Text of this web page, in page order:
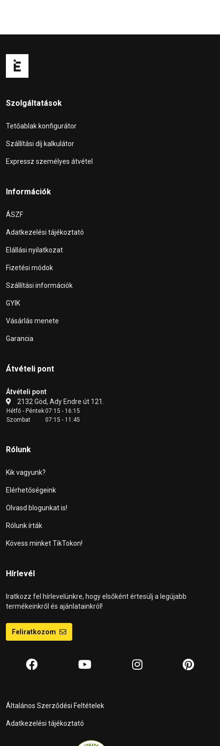
Szolgáltatások
Tetőablak konfigurátor
Szállítási díj kalkulátor
Expressz személyes átvétel
Információk
ÁSZF
Adatkezelési tájékoztató
Elállási nyilatkozat
Fizetési módok
Szállítási információk
GYIK
Vásárlás menete
Garancia
Átvételi pont
Átvételi pont
2132 Göd, Ady Endre út 121.
Hétfő - Péntek07:15 - 16:15
Szombat
07:15 - 11:45
Rólunk
Kik vagyunk?
Elérhetőségeink
Olvasd blogunkat is!
Rólunk írták
Kövess minket TikTokon!
Hírlevél
Iratkozz fel hírlevelünkre, hogy elsőként értesülj a legújabb
termékeinkről és ajánlatainkról!
Feliratkozom
Általános Szerződési Feltételek
Adatkezelési tájékoztató